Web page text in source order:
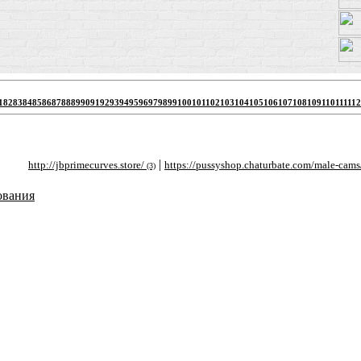
828384858687888990919293949596979899100101102103104105106107108109110111112
http://jbprimecurves.store/(3)|https://pussyshop.chaturbate.com/male-cams/(2)|